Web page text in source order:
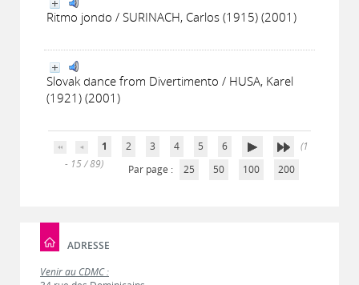
Ritmo jondo / SURINACH, Carlos (1915) (2001)
Slovak dance from Divertimento / HUSA, Karel
(1921) (2001)
1 2 3 4 5 6
(1
- 15 / 89)
Par page : 25 50 100 200
ADRESSE
Venir au CDMC :